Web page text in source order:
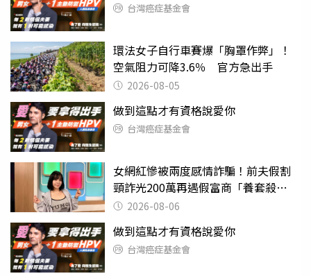
台灣癌症基金會
環法女子自行車賽爆「胸罩作弊」！
空氣阻力可降3.6％ 官方急出手
2026-08-05
做到這點才有資格說愛你
台灣癌症基金會
女網紅慘被兩度感情詐騙！前夫假割
頸詐光200萬再遇假富商「養套殺
2000萬」
2026-08-06
做到這點才有資格說愛你
台灣癌症基金會